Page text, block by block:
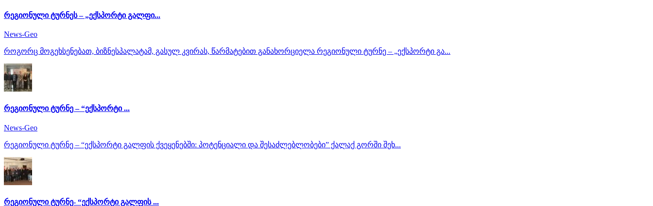
რეგიონული ტურნეს – „ექსპორტი გალფი...
News-Geo
როგორც მოგეხსენებათ, ბიზნესპალატამ, გასულ კვირას, წარმატებით განახორციელა რეგიონული ტურნე – „ექსპორტი გა...
რეგიონული ტურნე – “ექსპორტი ...
News-Geo
რეგიონული ტურნე – “ექსპორტი გალფის ქვეყენებში: პოტენციალი და შესაძლებლობები” ქალაქ გორში შეხ...
რეგიონული ტურნე- “ექსპორტი გალფის ...